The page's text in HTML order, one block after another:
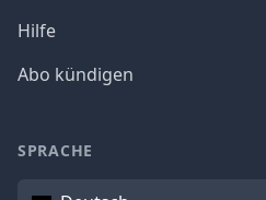
Hilfe
Abo kündigen
SPRACHE
Sprache